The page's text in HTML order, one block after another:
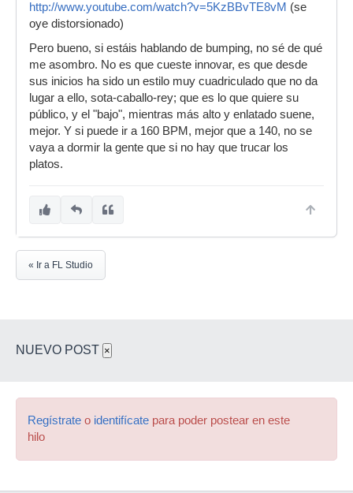
http://www.youtube.com/watch?v=5KzBBvTE8vM (se
oye distorsionado)
Pero bueno, si estáis hablando de bumping, no sé de qué
me asombro. No es que cueste innovar, es que desde
sus inicios ha sido un estilo muy cuadriculado que no da
lugar a ello, sota-caballo-rey; que es lo que quiere su
público, y el "bajo", mientras más alto y enlatado suene,
mejor. Y si puede ir a 160 BPM, mejor que a 140, no se
vaya a dormir la gente que si no hay que trucar los
platos.
« Ir a FL Studio
NUEVO POST ×
Regístrate o identifícate para poder postear en este
hilo